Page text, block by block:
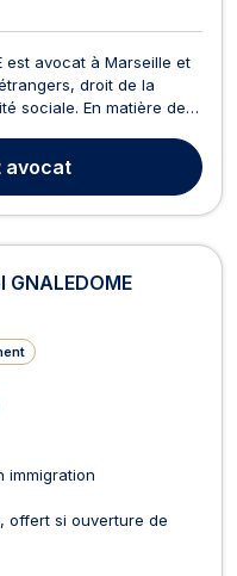
est avocat à Marseille et
droit de la
sociale. En matière de
Prud’hommes pour des
avocat
immigration
offert si ouverture de